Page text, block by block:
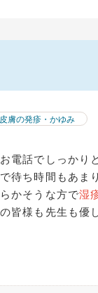
皮膚の発疹・かゆみ
電話でしっかり
待ち時間もあま
かそうな方で湿
皆様も先生も優